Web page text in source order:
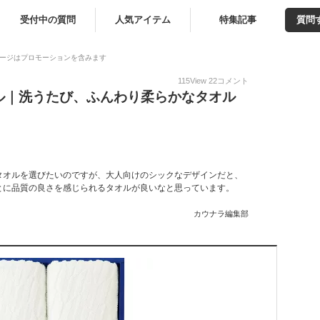
受付中の質問 人気アイテム 特集記事 質問
ジはプロモーションを含みます
115View 22コメント
洗うたび、ふんわり柔らかなタオル
ルを選びたいのですが、大人向けのシックなデザインだと、
品質の良さを感じられるタオルが良いなと思っています。
カウナラ編集部